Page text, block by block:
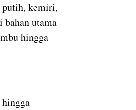
putih, kemiri,
bahan utama
hingga